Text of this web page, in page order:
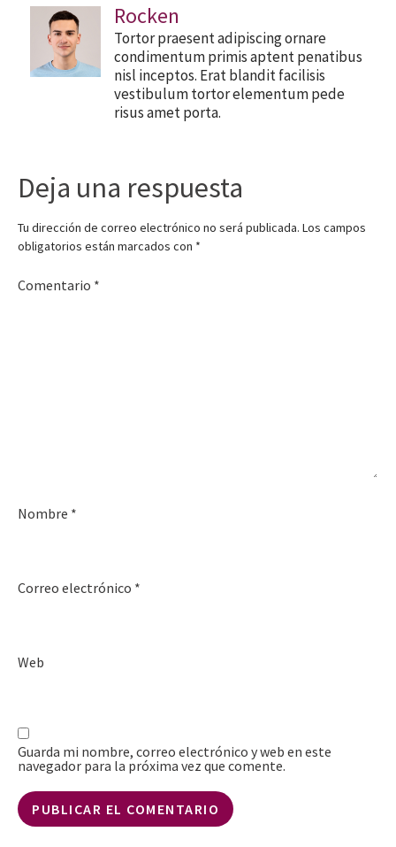
Rocken
Tortor praesent adipiscing ornare
condimentum primis aptent penatibus
nisl inceptos. Erat blandit facilisis
vestibulum tortor elementum pede
risus amet porta.
Deja una respuesta
Tu dirección de correo electrónico no será publicada. Los campos
obligatorios están marcados con *
Comentario *
Nombre *
Correo electrónico *
Web
Guarda mi nombre, correo electrónico y web en este
navegador para la próxima vez que comente.